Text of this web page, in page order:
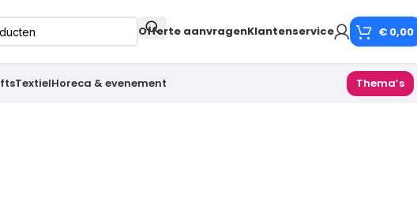
Offerte aanvragenKlantenservice € 0,00
TextielHoreca & evenement Thema’s